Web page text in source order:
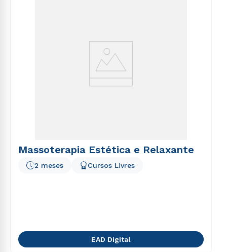
Massoterapia Estética e Relaxante
2 meses Cursos Livres
EAD Digital